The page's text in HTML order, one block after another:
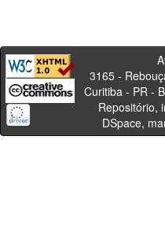
Av. Sete
3165 -
Curitiba
Repositório,
DSpace,